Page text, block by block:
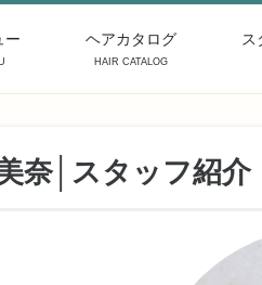
ー ヘアカタログ
HAIR CATALOG
ス
奈│スタッフ紹介